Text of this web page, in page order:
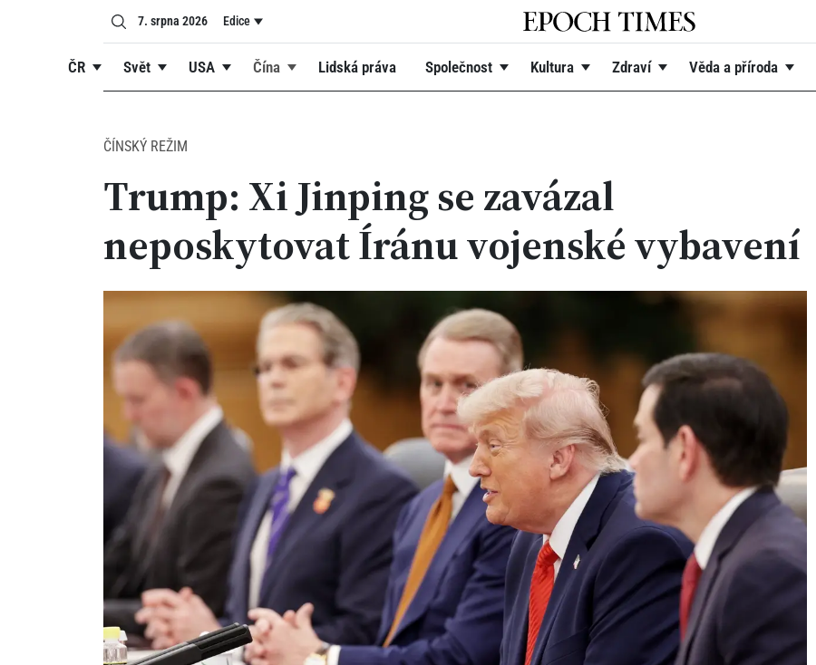
7. srpna 2026 Edice
ČR Svět USA Čína Lidská práva Společnost Kultura Zdraví Věda a příroda
ČÍNSKÝ REŽIM
Trump: Xi Jinping se zavázal
neposkytovat Íránu vojenské vybavení